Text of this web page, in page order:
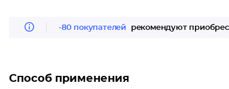
-80 покупателей рекомендуют
Способ применения